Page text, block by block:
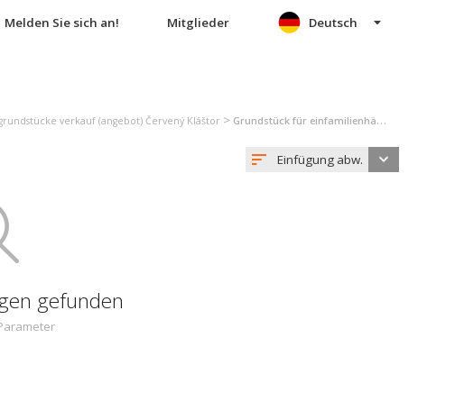
Melden Sie sich an! Mitglieder Deutsch
verkauf (angebot) Červený Kláštor > Grundstück für einfamilienhäuser verkauf (angebot) Červený Kláštor
Einfügung abw.
gefunden